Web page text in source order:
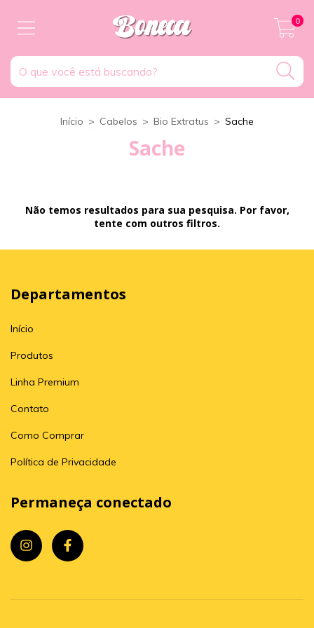
0
Início > Cabelos > Bio Extratus > Sache
Sache
Não temos resultados para sua pesquisa. Por favor,
tente com outros filtros.
Departamentos
Início
Produtos
Linha Premium
Contato
Como Comprar
Política de Privacidade
Permaneça conectado